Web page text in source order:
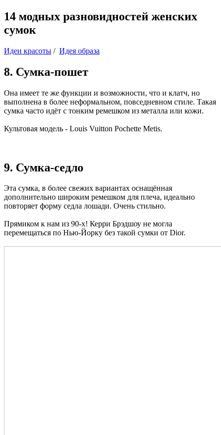
14 модных разновидностей женских
сумок
Идеи красоты / Идея образа
8. Сумка-пошет
Она имеет те же функции и возможности, что и клатч, но
выполнена в более неформальном, повседневном стиле. Такая
сумка часто идёт с тонким ремешком из металла или кожи.
Культовая модель - Louis Vuitton Pochette Metis.
9. Сумка-седло
Эта сумка, в более свежих вариантах оснащённая
дополнительно широким ремешком для плеча, идеально
повторяет форму седла лошади. Очень стильно.
Прямиком к нам из 90-х! Керри Брэдшоу не могла
перемещаться по Нью-Йорку без такой сумки от Dior.